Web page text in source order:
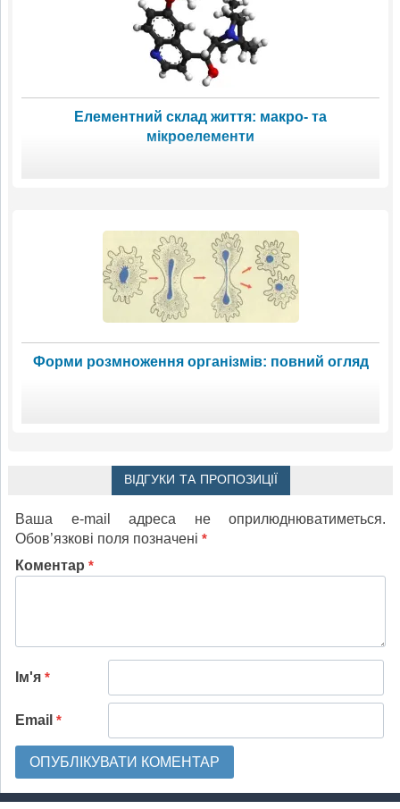
Елементний склад життя: макро- та
мікроелементи
Форми розмноження організмів: повний огляд
ВІДГУКИ ТА ПРОПОЗИЦІЇ
Ваша e-mail адреса не оприлюднюватиметься.
Обов’язкові поля позначені *
Коментар *
Ім'я *
Email *